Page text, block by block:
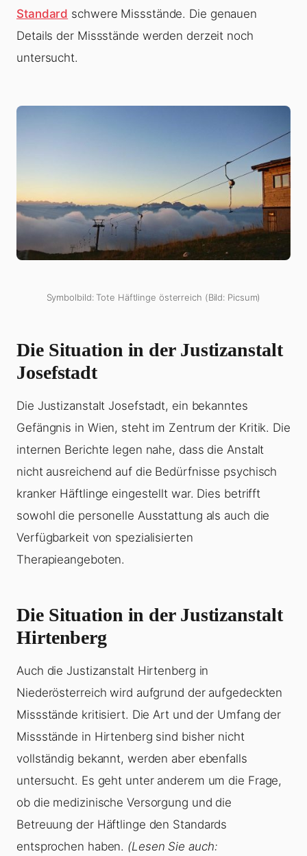
Standard schwere Missstände. Die genauen
Details der Missstände werden derzeit noch
untersucht.
Symbolbild: Tote Häftlinge österreich (Bild: Picsum)
Die Situation in der Justizanstalt
Josefstadt
Die Justizanstalt Josefstadt, ein bekanntes
Gefängnis in Wien, steht im Zentrum der Kritik. Die
internen Berichte legen nahe, dass die Anstalt
nicht ausreichend auf die Bedürfnisse psychisch
kranker Häftlinge eingestellt war. Dies betrifft
sowohl die personelle Ausstattung als auch die
Verfügbarkeit von spezialisierten
Therapieangeboten.
Die Situation in der Justizanstalt
Hirtenberg
Auch die Justizanstalt Hirtenberg in
Niederösterreich wird aufgrund der aufgedeckten
Missstände kritisiert. Die Art und der Umfang der
Missstände in Hirtenberg sind bisher nicht
vollständig bekannt, werden aber ebenfalls
untersucht. Es geht unter anderem um die Frage,
ob die medizinische Versorgung und die
Betreuung der Häftlinge den Standards
entsprochen haben. (Lesen Sie auch: